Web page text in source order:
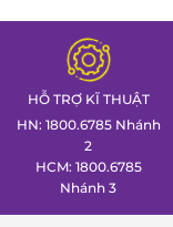
thao cá tính nhất
lễ đồng hồ Thụy Sỹ
hồ Galle!
HỖ TRỢ KĨ THUẬT
HN: 1800.6785 Nhánh
2
HCM: 1800.6785
Nhánh 3